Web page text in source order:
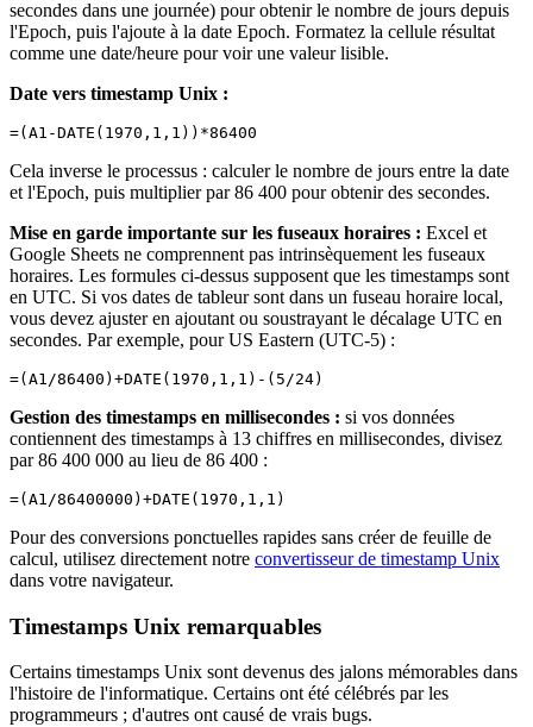
secondes dans une journée) pour obtenir le nombre de jours depuis
l'Epoch, puis l'ajoute à la date Epoch. Formatez la cellule résultat
comme une date/heure pour voir une valeur lisible.
Date vers timestamp Unix :
Cela inverse le processus : calculer le nombre de jours entre la date
et l'Epoch, puis multiplier par 86 400 pour obtenir des secondes.
Mise en garde importante sur les fuseaux horaires : Excel et
Google Sheets ne comprennent pas intrinsèquement les fuseaux
horaires. Les formules ci-dessus supposent que les timestamps sont
en UTC. Si vos dates de tableur sont dans un fuseau horaire local,
vous devez ajuster en ajoutant ou soustrayant le décalage UTC en
secondes. Par exemple, pour US Eastern (UTC-5) :
Gestion des timestamps en millisecondes : si vos données
contiennent des timestamps à 13 chiffres en millisecondes, divisez
par 86 400 000 au lieu de 86 400 :
Pour des conversions ponctuelles rapides sans créer de feuille de
calcul, utilisez directement notre convertisseur de timestamp Unix
dans votre navigateur.
Timestamps Unix remarquables
Certains timestamps Unix sont devenus des jalons mémorables dans
l'histoire de l'informatique. Certains ont été célébrés par les
programmeurs ; d'autres ont causé de vrais bugs.